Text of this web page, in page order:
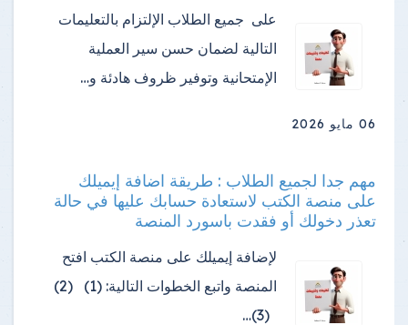
على جميع الطلاب الإلتزام بالتعليمات
التالية لضمان حسن سير العملية
الإمتحانية وتوفير ظروف هادئة و…
06 مايو 2026
مهم جدا لجميع الطلاب : طريقة اضافة إيميلك
على منصة الكتب لاستعادة حسابك عليها في حالة
تعذر دخولك أو فقدت باسورد المنصة
لإضافة إيميلك على منصة الكتب افتح
المنصة واتبع الخطوات التالية: (1) (2)
(3)…